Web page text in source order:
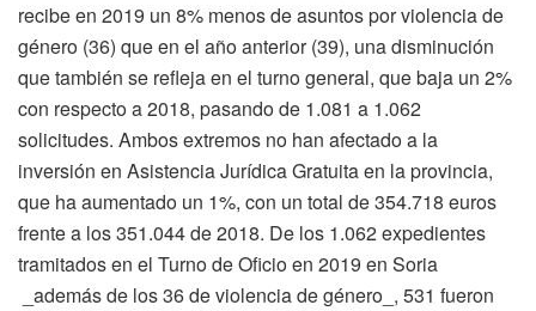
recibe en 2019 un 8% menos de asuntos por violencia de
género (36) que en el año anterior (39), una disminución
que también se refleja en el turno general, que baja un 2%
con respecto a 2018, pasando de 1.081 a 1.062
solicitudes. Ambos extremos no han afectado a la
inversión en Asistencia Jurídica Gratuita en la provincia,
que ha aumentado un 1%, con un total de 354.718 euros
frente a los 351.044 de 2018. De los 1.062 expedientes
tramitados en el Turno de Oficio en 2019 en Soria
_además de los 36 de violencia de género_, 531 fueron